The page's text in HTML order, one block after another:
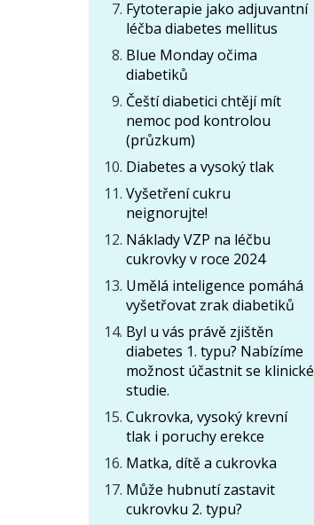
Fytoterapie jako adjuvantní
léčba diabetes mellitus
Blue Monday očima
diabetiků
Čeští diabetici chtějí mít
nemoc pod kontrolou
(průzkum)
Diabetes a vysoký tlak
Vyšetření cukru
neignorujte!
Náklady VZP na léčbu
cukrovky v roce 2024
Umělá inteligence pomáhá
vyšetřovat zrak diabetiků
Byl u vás právě zjištěn
diabetes 1. typu? Nabízíme
možnost účastnit se klinické
studie.
Cukrovka, vysoký krevní
tlak i poruchy erekce
Matka, dítě a cukrovka
Může hubnutí zastavit
cukrovku 2. typu?